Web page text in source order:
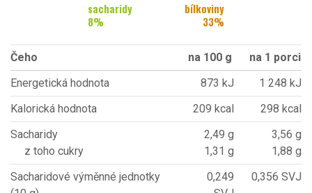
sacharidy
8%
bílkoviny
33%
Čeho na 100 g
na 1 porci
Energetická hodnota
873 kJ
1 248 kJ
Kalorická hodnota
209 kcal
298 kcal
Sacharidy
z toho cukry
2,49 g
1,31 g
3,56 g
1,88 g
Sacharidové výměnné jednotky
0,249
0,356 SVJ